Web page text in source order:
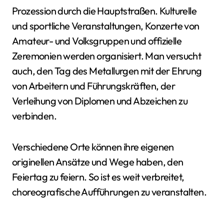
Prozession durch die Hauptstraßen. Kulturelle
und sportliche Veranstaltungen, Konzerte von
Amateur- und Volksgruppen und offizielle
Zeremonien werden organisiert. Man versucht
auch, den Tag des Metallurgen mit der Ehrung
von Arbeitern und Führungskräften, der
Verleihung von Diplomen und Abzeichen zu
verbinden.
Verschiedene Orte können ihre eigenen
originellen Ansätze und Wege haben, den
Feiertag zu feiern. So ist es weit verbreitet,
choreografische Aufführungen zu veranstalten.